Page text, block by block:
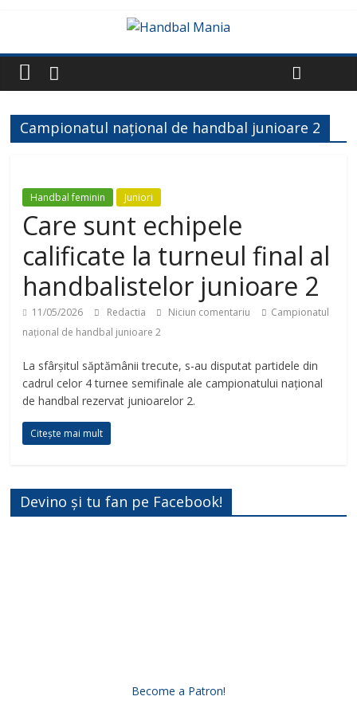
Campionatul național de handbal junioare 2
Handbal feminin Juniori
Care sunt echipele
calificate la turneul final al
handbalistelor junioare 2
11/05/2026 Redactia Niciun comentariu
Campionatul
național de handbal junioare 2
La sfârșitul săptămânii trecute, s-au disputat partidele din
cadrul celor 4 turnee semifinale ale campionatului național
de handbal rezervat junioarelor 2.
Citește mai mult
Devino și tu fan pe Facebook!
Become a Patron!